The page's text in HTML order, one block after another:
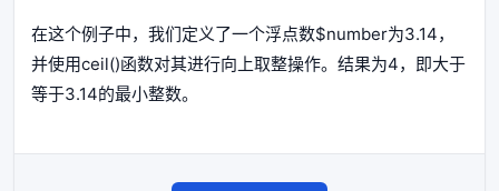
在这个例子中，我们定义了一个浮点数$number为3.14，
并使用ceil()函数对其进行向上取整操作。结果为4，即大于
等于3.14的最小整数。